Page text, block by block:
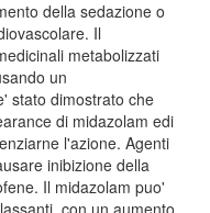
della sedazione o
Il
metabolizzati
un
stato dimostrato che
di midazolam edi
l'azione. Agenti
inibizione della
Il midazolam puo'
con un aumento